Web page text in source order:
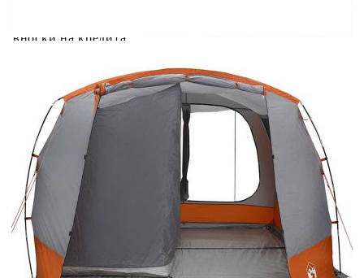
вноски на кредита.
Acest tabel are caracter informativ. Adăugați produsul în
coșul de cumpărături unde veți putea selecta detaliile
cererii de creditare.
Предоставената таблица е с информационна цел.
Добавете продукта в количката си с бутона "Добави в
количката" и при поръчка ще можете да изберете броя
вноски на кредита.
Предоставената таблица е с информационна цел.
Добавете продукта в количката си с бутона "Добави в
количката" и при поръчка ще можете да изберете броя
вноски на кредита.